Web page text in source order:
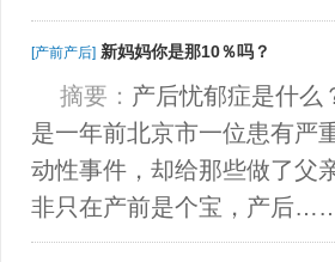
[产前产后] 新妈妈你是那10％吗？
摘要： 产后忧郁症是什么
是一年前北京市一位患有严
动性事件，却给那些做了父
非只在产前是个宝，产后